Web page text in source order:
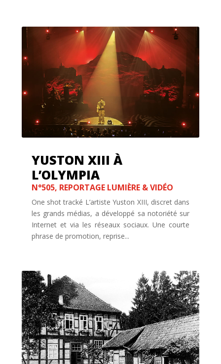
YUSTON XIII À
L’OLYMPIA
N°505, REPORTAGE LUMIÈRE & VIDÉO
One shot tracké L’artiste Yuston XIII, discret dans
les grands médias, a développé sa notoriété sur
Internet et via les réseaux sociaux. Une courte
phrase de promotion, reprise...